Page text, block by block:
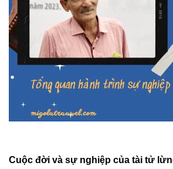
Cuộc đời và sự nghiệp của tài tử